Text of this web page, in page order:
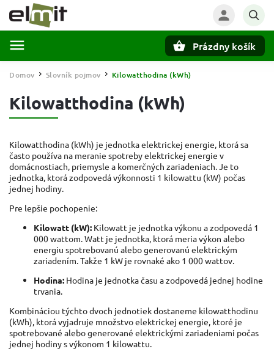
Prázdny košík
Domov / Slovník pojmov / Kilowatthodina (kWh)
Kilowatthodina (kWh)
Kilowatthodina (kWh) je jednotka elektrickej energie, ktorá sa
často používa na meranie spotreby elektrickej energie v
domácnostiach, priemysle a komerčných zariadeniach. Je to
jednotka, ktorá zodpovedá výkonnosti 1 kilowattu (kW) počas
jednej hodiny.
Pre lepšie pochopenie:
Kilowatt (kW): Kilowatt je jednotka výkonu a zodpovedá 1
000 wattom. Watt je jednotka, ktorá meria výkon alebo
energiu spotrebovanú alebo generovanú elektrickým
zariadením. Takže 1 kW je rovnaké ako 1 000 wattov.
Hodina: Hodina je jednotka času a zodpovedá jednej hodine
trvania.
Kombináciou týchto dvoch jednotiek dostaneme kilowatthodinu
(kWh), ktorá vyjadruje množstvo elektrickej energie, ktoré je
spotrebované alebo generované elektrickými zariadeniami počas
jednej hodiny s výkonom 1 kilowattu.